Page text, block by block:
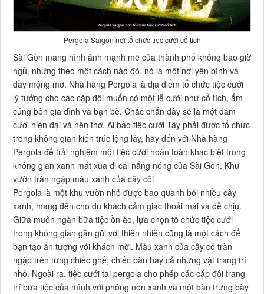
Pergola Saigon nơi tổ chức tiệc cưới cổ tích
Sài Gòn mang hình ảnh mạnh mẽ của thành phố không bao giờ
ngủ, nhưng theo một cách nào đó, nó là một nơi yên bình và
đầy mộng mơ. Nhà hàng Pergola là địa điểm tổ chức tiệc cưới
lý tưởng cho các cặp đôi muốn có một lễ cưới như cổ tích, ấm
cúng bên gia đình và bạn bè. Chắc chắn đây sẽ là một đám
cưới hiện đại và nên thơ. Ai bảo tiệc cưới Tây phải được tổ chức
trong không gian kiến ​​trúc lộng lẫy, hãy đến với Nhà hàng
Pergola để trải nghiệm một tiệc cưới hoàn toàn khác biệt trong
không gian xanh mát xua đi cái nắng nóng của Sài Gòn. Khu
vườn tràn ngập màu xanh của cây cối
Pergola là một khu vườn nhỏ được bao quanh bởi nhiều cây
xanh, mang đến cho du khách cảm giác thoải mái và dễ chịu.
Giữa muôn ngàn bữa tiệc ồn ào, lựa chọn tổ chức tiệc cưới
trong không gian gần gũi với thiên nhiên cũng là một cách để
bạn tạo ấn tượng với khách mời. Màu xanh của cây cỏ tràn
ngập trên từng chiếc ghế, chiếc bàn hay cả những vật trang trí
nhỏ. Ngoài ra, tiệc cưới tại pergola cho phép các cặp đôi trang
trí bữa tiệc của mình với phông nền xanh và một bàn trưng bày